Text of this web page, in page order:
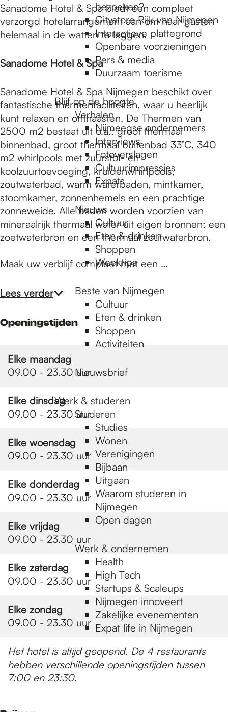
bezoeken?
Citystore Rijk van Nijmegen
Interactieve plattegrond
Openbare voorzieningen
Pers & media
Duurzaam toerisme
Blijf op de hoogte
Verhalen
Nijmeegse ondernemers
Interviews
Fotoverslagen
Cultuurimpressies
Expats
Nieuws
Cultuur
Eten & drinken
Shoppen
Weektips
Beste van Nijmegen
Cultuur
Eten & drinken
Shoppen
Activiteiten
Nieuwsbrief
Werk & studeren
Studeren
Studies
Wonen
Verenigingen
Bijbaan
Uitgaan
Waarom studeren in
Nijmegen
Open dagen
Werk & ondernemen
Health
High Tech
Startups & Scaleups
Nijmegen innoveert
Zakelijke evenementen
Expat life in Nijmegen
Sanadome Hotel & Spa biedt een compleet
verzorgd hotelarrangement aan om haar gasten
helemaal in de watten te leggen.
Sanadome Hotel & Spa
Sanadome Hotel & Spa Nijmegen beschikt over
fantastische thermenfaciliteiten, waar u heerlijk
kunt relaxen en onthaasten. De Thermen van
2500 m2 bestaat uit o.a.: groot thermaal
binnenbad, groot thermaal buitenbad 33°C, 340
m2 whirlpools met zuurstof- en
koolzuurtoevoeging, kruidenwhirlpools,
zoutwaterbad, warm waterbaden, mintkamer,
stoomkamer, zonnenhemels en een prachtige
zonneweide. Alle baden worden voorzien van
mineraalrijk thermaal water uit eigen bronnen; een
zoetwaterbron en een thermaal zoutwaterbron.
Maak uw verblijf compleet met een …
Lees verder
Openingstijden
Elke maandag
09.00 - 23.30 uur
Elke dinsdag
09.00 - 23.30 uur
Elke woensdag
09.00 - 23.30 uur
Elke donderdag
09.00 - 23.30 uur
Elke vrijdag
09.00 - 23.30 uur
Elke zaterdag
09.00 - 23.30 uur
Elke zondag
09.00 - 23.30 uur
Het hotel is altijd geopend. De 4 restaurants
hebben verschillende openingstijden tussen
7:00 en 23:30.